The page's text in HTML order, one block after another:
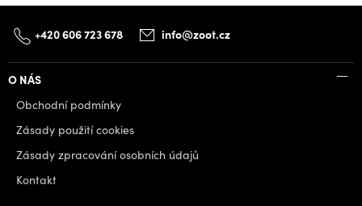
+420 606 723 678 info@zoot.cz
O NÁS
Obchodní podmínky
Zásady použití cookies
Zásady zpracování osobních údajů
Kontakt